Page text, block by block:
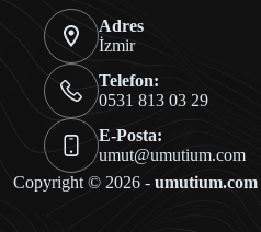
Adres
İzmir
Telefon:
0531 813 03 29
E-Posta:
umut@umutium.com
Copyright © 2026 -umutium.com